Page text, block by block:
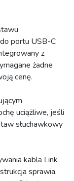
portu USB-C
z
żadne
cenę.
uciążliwe, jeśli
słuchawkowy
kabla Link
sprawia,